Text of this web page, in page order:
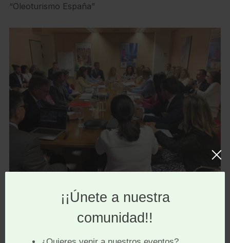
“Oleoturismo España”
Entre los principales hitos compartidos destacan:
– La elaboración del Manual de la Experiencia